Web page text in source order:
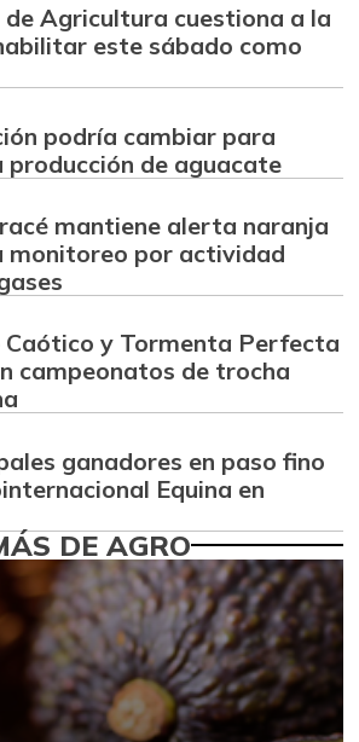
+6,68%
Ajo
+2,11%
sin
$ 10.746,80
con
$ 8.666,50
-2,80%
sin
$ 18.333,00
Apio $ 1.785,20
-1,97%
$ 5.367,67
+3,20%
$ 5.083,50
+1,81%
$ 3.498,29
Agricultura cuestiona a la
este sábado como
podría cambiar para
producción de aguacate
mantiene alerta naranja
monitoreo por actividad
y Tormenta Perfecta
campeonatos de trocha
ganadores en paso fino
Equina en
DE AGRO